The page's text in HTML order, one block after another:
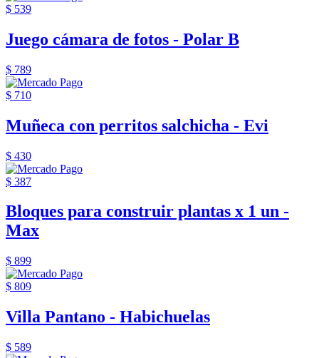
$ 539
Juego cámara de fotos - Polar B
$ 789
$ 710
Muñeca con perritos salchicha - Evi
$ 430
$ 387
Bloques para construir plantas x 1 un -
Max
$ 899
$ 809
Villa Pantano - Habichuelas
$ 589